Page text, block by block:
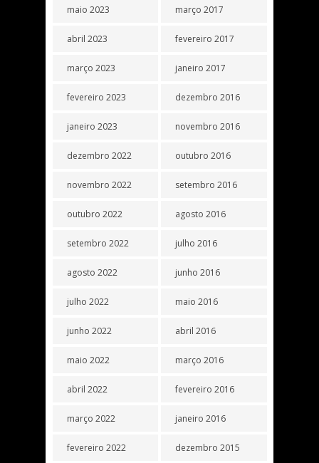
maio 2023
abril 2023
março 2023
fevereiro 2023
janeiro 2023
dezembro 2022
novembro 2022
outubro 2022
setembro 2022
agosto 2022
julho 2022
junho 2022
maio 2022
abril 2022
março 2022
fevereiro 2022
março 2017
fevereiro 2017
janeiro 2017
dezembro 2016
novembro 2016
outubro 2016
setembro 2016
agosto 2016
julho 2016
junho 2016
maio 2016
abril 2016
março 2016
fevereiro 2016
janeiro 2016
dezembro 2015